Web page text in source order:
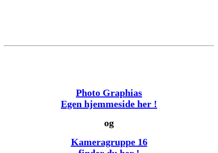
Photo Graphias
Egen hjemmeside her !
og
Kameragruppe 16